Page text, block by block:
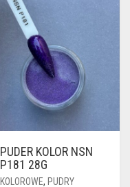
PUDER KOLOR NSN
P181 28G
KOLOROWE, PUDRY